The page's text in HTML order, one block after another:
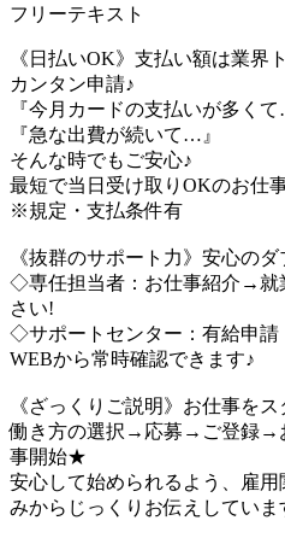
フリーテキスト
《日払いOK》支払い額は業界
カンタン申請♪
『今月カードの支払いが多くて
『急な出費が続いて…』
そんな時でもご安心♪
最短で当日受け取りOKのお仕
※規定・支払条件有
《抜群のサポート力》安心の
◇専任担当者：お仕事紹介→就
さい!
◇サポートセンター：有給申請
WEBから常時確認できます♪
《ざっくりご説明》お仕事を
働き方の選択→応募→ご登録→
事開始★
安心して始められるよう、雇
みからじっくりお伝えしていま